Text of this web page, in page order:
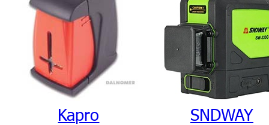
Kapro SNDWAY